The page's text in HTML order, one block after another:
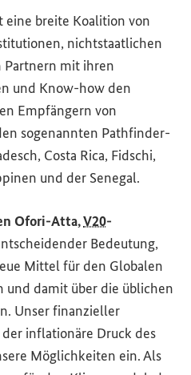
eine breite Koalition von
nichtstaatlichen
mit ihren
und Know-how den
Empfängern von
sogenannten Pathfinder-
Costa Rica, Fidschi,
und der Senegal.
Ofori-Atta,V20-
Bedeutung,
Mittel für den Globalen
und damit über die üblichen
Unser finanzieller
inflationäre Druck des
Möglichkeiten ein. Als